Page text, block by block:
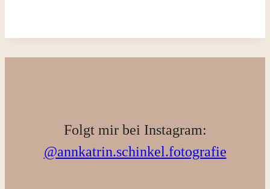
Folgt mir bei Instagram:
@annkatrin.schinkel.fotografie